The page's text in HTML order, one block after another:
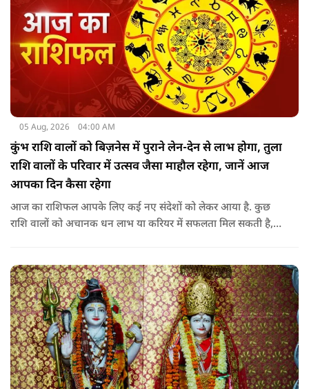
05 Aug, 2026 04:00 AM
कुंभ राशि वालों को बिज़नेस में पुराने लेन-देन से लाभ होगा, तुला
राशि वालों के परिवार में उत्सव जैसा माहौल रहेगा, जानें आज
आपका दिन कैसा रहेगा
आज का राशिफल आपके लिए कई नए संदेशों को लेकर आया है. कुछ
राशि वालों को अचानक धन लाभ या करियर में सफलता मिल सकती है,
सकता है.